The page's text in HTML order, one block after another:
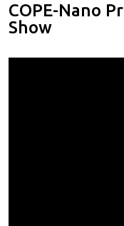
COPE-Nano
Show